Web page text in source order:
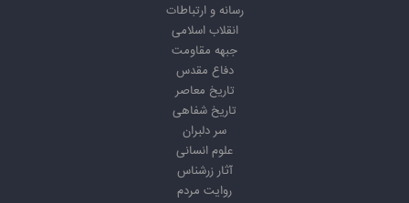
رسانه و ارتباطات
انقلاب اسلامی
جبهه مقاومت
دفاع مقدس
تاریخ معاصر
تاریخ شفاهی
سر دلبران
علوم انسانی
آثار زرشناس
روایت مردم